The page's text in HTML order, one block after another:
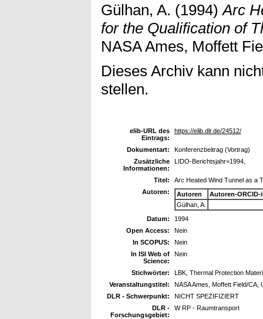
Gülhan, A. (1994)Arc
for the Qualification of
NASA Ames, Moffett
Dieses Archiv kann
stellen.
elib-URL des
Eintrags:
https://elib.dlr.de/24512/
Dokumentart:
Konferenzbeitrag (Vortrag)
Zusätzliche
Informationen:
LIDO-Berichtsjahr=1994,
Titel:
Arc Heated Wind Tunnel as a
Autoren:
Autoren
Autoren-ORCID-
Gülhan, A.
Datum:
1994
Open Access:
Nein
In SCOPUS:
Nein
In ISI Web of
Science:
Nein
Stichwörter:
LBK, Thermal Protection
Veranstaltungstitel:
NASA Ames, Moffett Field/CA,
DLR - Schwerpunkt:
NICHT SPEZIFIZIERT
DLR -
Forschungsgebiet:
W RP - Raumtransport